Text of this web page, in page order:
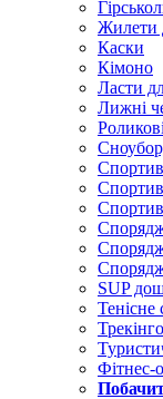
Жилети
Каски
Кімоно
Ласти
Лижні
SUP
Фітнес-